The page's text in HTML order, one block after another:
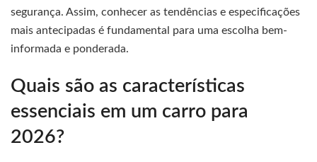
segurança. Assim, conhecer as tendências e especificações
mais antecipadas é fundamental para uma escolha bem-
informada e ponderada.
Quais são as características
essenciais em um carro para
2026?